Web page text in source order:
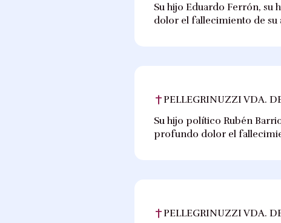
Su hijo Eduardo Ferrón, su
dolor el fallecimiento de su
PELLEGRINUZZI VDA.
Su hijo político Rubén
profundo dolor el
PELLEGRINUZZI VDA.